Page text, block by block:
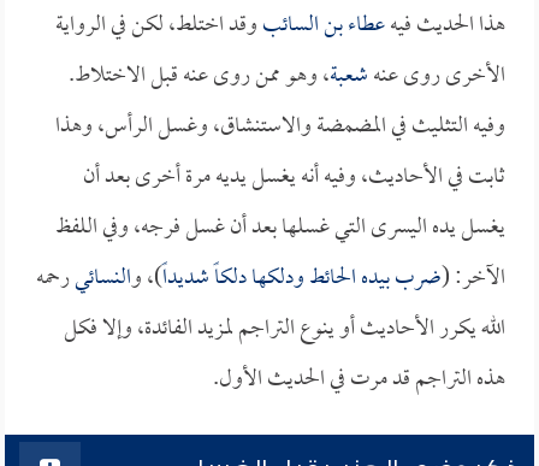
هذا الحديث فيهعطاء بن السائبوقد اختلط، لكن في الرواية
الأخرى روى عنهشعبة، وهو ممن روى عنه قبل الاختلاط.
وفيه التثليث في المضمضة والاستنشاق، وغسل الرأس، وهذا
ثابت في الأحاديث، وفيه أنه يغسل يديه مرة أخرى بعد أن
يغسل يده اليسرى التي غسلها بعد أن غسل فرجه، وفي اللفظ
الآخر: (ضرب بيده الحائط ودلكها دلكاً شديداً)، والنسائيرحمه
الله يكرر الأحاديث أو ينوع التراجم لمزيد الفائدة، وإلا فكل
هذه التراجم قد مرت في الحديث الأول.